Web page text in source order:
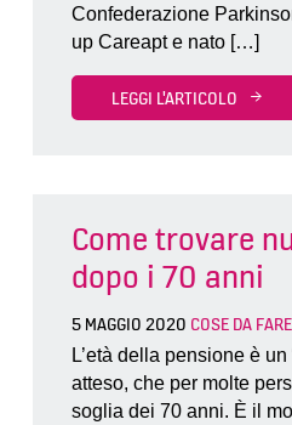
Confederazione
up Careapt e nato […]
LEGGI L'ARTICOLO
Come trovare
dopo i 70 anni
5 MAGGIO 2020 COSE DA FARE
L’età della pensione è un
atteso, che per molte
soglia dei 70 anni. È il